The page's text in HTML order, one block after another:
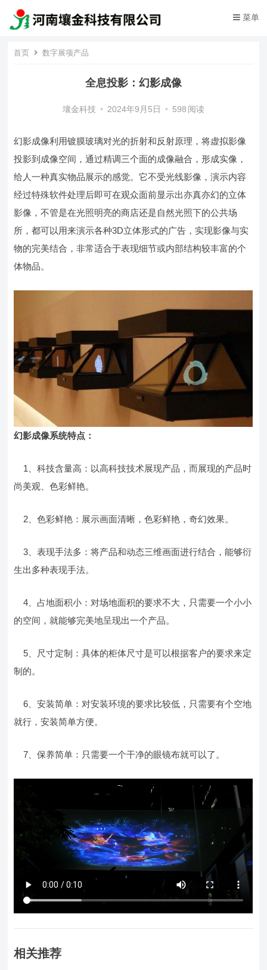
菜单
首页 数字展项产品
全息投影：幻影成像
壤金科技 • 2024年9月5日 • 598 阅读
幻影成像利用镀膜玻璃对光的折射和反射原理，将虚拟影像
投影到成像空间，通过精调三个面的成像融合，形成实像，
给人一种真实物品展示的感觉。它不受光线影像，演示内容
经过特殊软件处理后即可在观众面前显示出亦真亦幻的立体
影像，不管是在光照明亮的商店还是自然光照下的公共场
所，都可以用来演示各种3D立体形式的广告，实现影像与实
物的完美结合，非常适合于表现细节或内部结构较丰富的个
体物品。
幻影成像系统特点：
1、科技含量高：以高科技技术展现产品，而展现的产品时
尚美观、色彩鲜艳。
2、色彩鲜艳：展示画面清晰，色彩鲜艳，奇幻效果。
3、表现手法多：将产品和动态三维画面进行结合，能够衍
生出多种表现手法。
4、占地面积小：对场地面积的要求不大，只需要一个小小
的空间，就能够完美地呈现出一个产品。
5、尺寸定制：具体的柜体尺寸是可以根据客户的要求来定
制的。
6、安装简单：对安装环境的要求比较低，只需要有个空地
就行，安装简单方便。
7、保养简单：只需要一个干净的眼镜布就可以了。
相关推荐